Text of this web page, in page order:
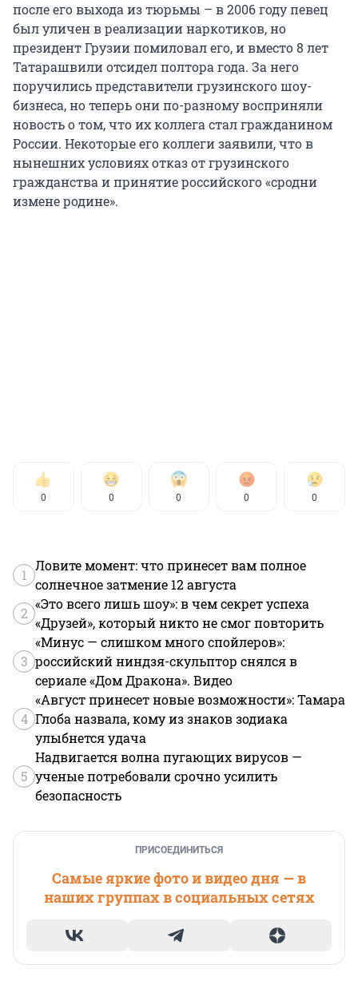
после его выхода из тюрьмы – в 2006 году певец
был уличен в реализации наркотиков, но
президент Грузии помиловал его, и вместо 8 лет
Татарашвили отсидел полтора года. За него
поручились представители грузинского шоу-
бизнеса, но теперь они по-разному восприняли
новость о том, что их коллега стал гражданином
России. Некоторые его коллеги заявили, что в
нынешних условиях отказ от грузинского
гражданства и принятие российского «сродни
измене родине».
0 0 0 0 0
1
Ловите момент: что принесет вам полное
солнечное затмение 12 августа
2
«Это всего лишь шоу»: в чем секрет успеха
«Друзей», который никто не смог повторить
3
«Минус — слишком много спойлеров»:
российский ниндзя-скульптор снялся в
сериале «Дом Дракона». Видео
4
«Август принесет новые возможности»: Тамара
Глоба назвала, кому из знаков зодиака
улыбнется удача
5
Надвигается волна пугающих вирусов —
ученые потребовали срочно усилить
безопасность
ПРИСОЕДИНИТЬСЯ
Самые яркие фото и видео дня — в
наших группах в социальных сетях